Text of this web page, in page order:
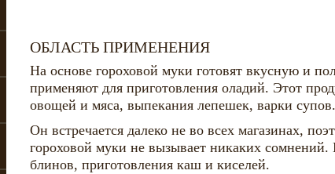
ОБЛАСТЬ ПРИМЕНЕНИЯ
На основе гороховой муки готовят вкусную и
применяют для приготовления оладий. Этот
овощей и мяса, выпекания лепешек, варки супов.
Он встречается далеко не во всех магазинах,
гороховой муки не вызывает никаких
блинов, приготовления каш и киселей.